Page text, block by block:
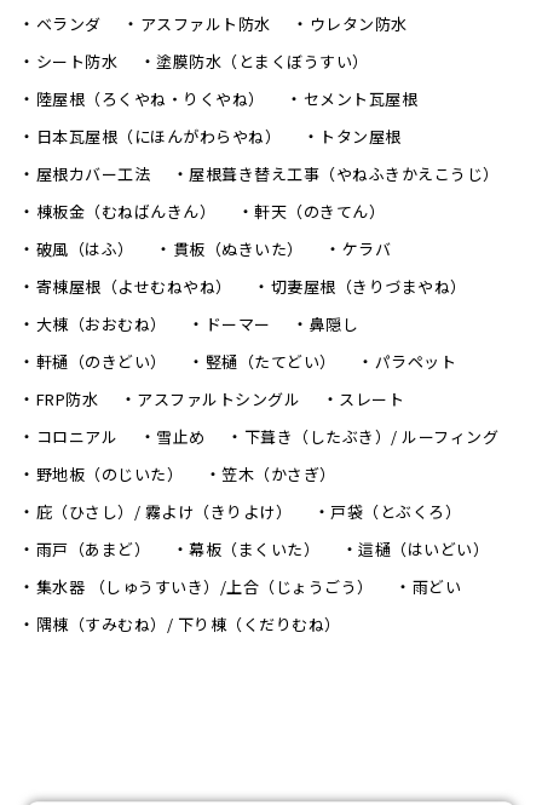
ベランダ
アスファルト防水
ウレタン防水
シート防水
塗膜防水（とまくぼうすい）
陸屋根（ろくやね・りくやね）
セメント瓦屋根
日本瓦屋根（にほんがわらやね）
トタン屋根
屋根カバー工法
屋根葺き替え工事（やねふきかえこうじ）
棟板金（むねばんきん）
軒天（のきてん）
破風（はふ）
貫板（ぬきいた）
ケラバ
寄棟屋根（よせむねやね）
切妻屋根（きりづまやね）
大棟（おおむね）
ドーマー
鼻隠し
軒樋（のきどい）
竪樋（たてどい）
パラペット
FRP防水
アスファルトシングル
スレート
コロニアル
雪止め
下葺き（したぶき）/ ルーフィング
野地板（のじいた）
笠木（かさぎ）
庇（ひさし）/ 霧よけ（きりよけ）
戸袋（とぶくろ）
雨戸（あまど）
幕板（まくいた）
這樋（はいどい）
集水器 （しゅうすいき）/上合（じょうごう）
雨どい
隅棟（すみむね）/ 下り棟（くだりむね）